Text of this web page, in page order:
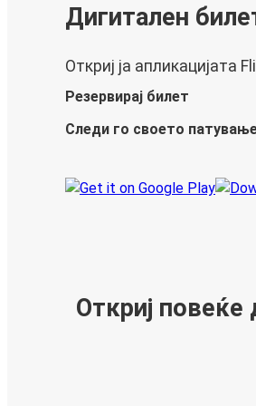
Дигитален
Откриј ја апликацијата
Резервирај билет
Следи го своето
Откриј повеќе